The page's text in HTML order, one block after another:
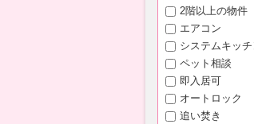
2階以上の物件
エアコン
システムキッチ
ペット相談
即入居可
オートロック
追い焚き